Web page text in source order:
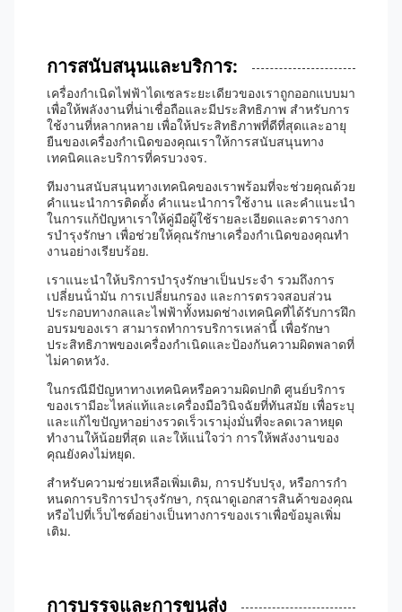
การสนับสนุนและบริการ:
เครื่องกําเนิดไฟฟ้าไดเซลระยะเดียวของเราถูกออกแบบมา
เพื่อให้พลังงานที่น่าเชื่อถือและมีประสิทธิภาพ สําหรับการ
ใช้งานที่หลากหลาย เพื่อให้ประสิทธิภาพที่ดีที่สุดและอายุ
ยืนของเครื่องกําเนิดของคุณเราให้การสนับสนุนทาง
เทคนิคและบริการที่ครบวงจร.
ทีมงานสนับสนุนทางเทคนิคของเราพร้อมที่จะช่วยคุณด้วย
คําแนะนําการติดตั้ง คําแนะนําการใช้งาน และคําแนะนํา
ในการแก้ปัญหาเราให้คู่มือผู้ใช้รายละเอียดและตารางกา
รบํารุงรักษา เพื่อช่วยให้คุณรักษาเครื่องกําเนิดของคุณทํา
งานอย่างเรียบร้อย.
เราแนะนําให้บริการบํารุงรักษาเป็นประจํา รวมถึงการ
เปลี่ยนน้ํามัน การเปลี่ยนกรอง และการตรวจสอบส่วน
ประกอบทางกลและไฟฟ้าทั้งหมดช่างเทคนิคที่ได้รับการฝึก
อบรมของเรา สามารถทําการบริการเหล่านี้ เพื่อรักษา
ประสิทธิภาพของเครื่องกําเนิดและป้องกันความผิดพลาดที่
ไม่คาดหวัง.
ในกรณีมีปัญหาทางเทคนิคหรือความผิดปกติ ศูนย์บริการ
ของเรามีอะไหล่แท้และเครื่องมือวินิจฉัยที่ทันสมัย เพื่อระบุ
และแก้ไขปัญหาอย่างรวดเร็วเรามุ่งมั่นที่จะลดเวลาหยุด
ทํางานให้น้อยที่สุด และให้แน่ใจว่า การให้พลังงานของ
คุณยังคงไม่หยุด.
สําหรับความช่วยเหลือเพิ่มเติม, การปรับปรุง, หรือการกํา
หนดการบริการบํารุงรักษา, กรุณาดูเอกสารสินค้าของคุณ
หรือไปที่เว็บไซต์อย่างเป็นทางการของเราเพื่อข้อมูลเพิ่ม
เติม.
การบรรจุและการขนส่ง